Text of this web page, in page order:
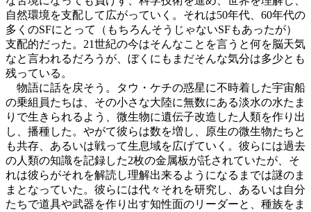
自然環境を支配して広がっていく。それは50年代、60年代の
多くのSFにとって（もちろんそうじゃないSFもあったが）
支配的だった。21世紀の今はそんなことを言うと何を脳天気
なと言われるだろうが、ぼくにもまだそんな気分は多少とも
残っている。
物語に話を戻そう。タウ・ケチの惑星に不時着した宇宙船
の乗組員たちは、その小さな大陸に無数にある淡水の水たま
りで生きられるよう、微生物に遺伝子改造した人類を作り出
し、播種した。やがて彼らは数を増し、原生の微生物たちと
も共存、あるいは戦って生息域を広げていく。彼らには過去
の人類の知識を記録した2枚の金属板が託されていたが、そ
れは彼らがそれを解読し理解出来るようになるまでは謎のま
まとなっていた。彼らには代々それを研究し、あるいは自分
たちで道具や武器を作り出す知性面のリーダーと、種族をま